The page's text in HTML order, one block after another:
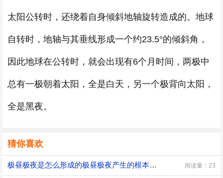
太阳公转时，还绕着自身倾斜地轴旋转造成的。地球
自转时，地轴与其垂线形成一个约23.5°的倾斜角，
因此地球在公转时，就会出现有6个月时间，两极中
总有一极朝着太阳，全是白天，另一个极背向太阳，
全是黑夜。
猜你喜欢
极昼极夜是怎么形成的极昼极夜产生的根本原因 阅读量：23